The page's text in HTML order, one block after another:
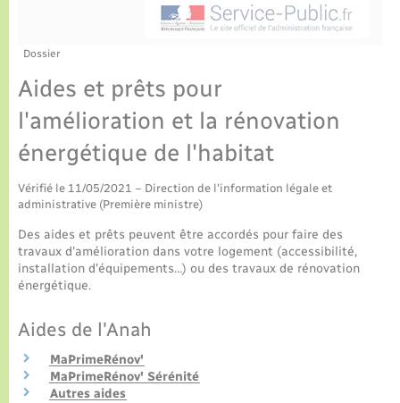
La gazette – Bulletin municipal
Agenda
Concessions funéraires
Usages à respecter (bruit, brûlage, élagage)
Frelon asiatique
Sécurité - Prévention
Seniors
Transports
Numérique
Aides à l’habitat
Tourisme
Urbanisme et travaux
Voirie et espace public
Nous contacter
Dossier
Aides et prêts pour
l'amélioration et la rénovation
énergétique de l'habitat
Vérifié le 11/05/2021 – Direction de l'information légale et
administrative (Première ministre)
Des aides et prêts peuvent être accordés pour faire des
travaux d'amélioration dans votre logement (accessibilité,
installation d'équipements…) ou des travaux de rénovation
énergétique.
Aides de l'Anah
MaPrimeRénov'
MaPrimeRénov' Sérénité
Autres aides